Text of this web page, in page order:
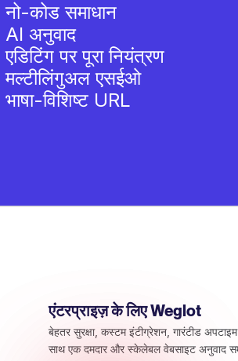
नो-कोड समाधान
AI अनुवाद
एडिटिंग पर पूरा नियंत्रण
मल्टीलिंगुअल एसईओ
भाषा-विशिष्ट URL
एंटरप्राइज़ के लिए Weglot
बेहतर सुरक्षा, कस्टम इंटीग्रेशन, गारंटीड
साथ एक दमदार और स्केलेबल वेबसाइट अनुवाद